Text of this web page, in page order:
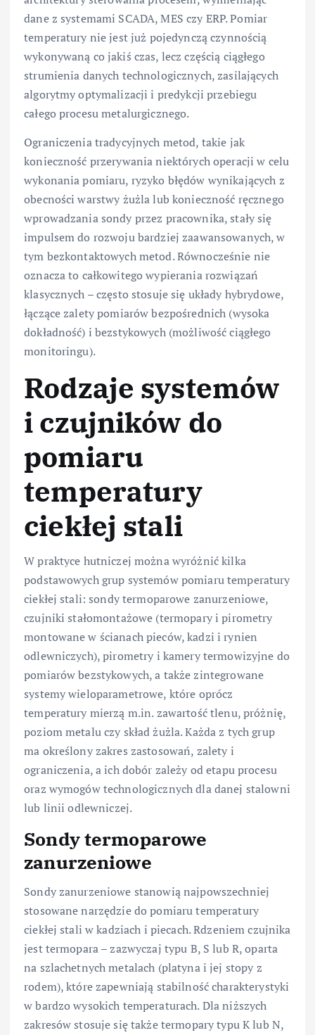
dane z systemami SCADA, MES czy ERP. Pomiar
temperatury nie jest już pojedynczą czynnością
wykonywaną co jakiś czas, lecz częścią ciągłego
strumienia danych technologicznych, zasilających
algorytmy optymalizacji i predykcji przebiegu
całego procesu metalurgicznego.
Ograniczenia tradycyjnych metod, takie jak
konieczność przerywania niektórych operacji w celu
wykonania pomiaru, ryzyko błędów wynikających z
obecności warstwy żużla lub konieczność ręcznego
wprowadzania sondy przez pracownika, stały się
impulsem do rozwoju bardziej zaawansowanych, w
tym bezkontaktowych metod. Równocześnie nie
oznacza to całkowitego wypierania rozwiązań
klasycznych – często stosuje się układy hybrydowe,
łączące zalety pomiarów bezpośrednich (wysoka
dokładność) i bezstykowych (możliwość ciągłego
monitoringu).
Rodzaje systemów
i czujników do
pomiaru
temperatury
ciekłej stali
W praktyce hutniczej można wyróżnić kilka
podstawowych grup systemów pomiaru temperatury
ciekłej stali: sondy termoparowe zanurzeniowe,
czujniki stałomontażowe (termopary i pirometry
montowane w ścianach pieców, kadzi i rynien
odlewniczych), pirometry i kamery termowizyjne do
pomiarów bezstykowych, a także zintegrowane
systemy wieloparametrowe, które oprócz
temperatury mierzą m.in. zawartość tlenu, próżnię,
poziom metalu czy skład żużla. Każda z tych grup
ma określony zakres zastosowań, zalety i
ograniczenia, a ich dobór zależy od etapu procesu
oraz wymogów technologicznych dla danej stalowni
lub linii odlewniczej.
Sondy termoparowe
zanurzeniowe
Sondy zanurzeniowe stanowią najpowszechniej
stosowane narzędzie do pomiaru temperatury
ciekłej stali w kadziach i piecach. Rdzeniem czujnika
jest termopara – zazwyczaj typu B, S lub R, oparta
na szlachetnych metalach (platyna i jej stopy z
rodem), które zapewniają stabilność charakterystyki
w bardzo wysokich temperaturach. Dla niższych
zakresów stosuje się także termopary typu K lub N,